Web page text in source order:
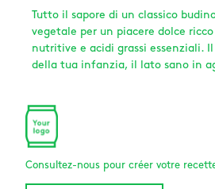
Tutto il sapore di un classico
vegetale per un piacere dolce
nutritive e acidi grassi essenziali.
della tua infanzia, il lato sano in
Consultez-nous pour créer votre